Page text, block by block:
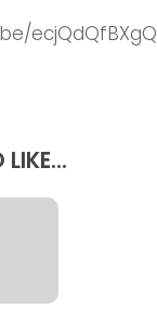
ecjQdQfBXgQ